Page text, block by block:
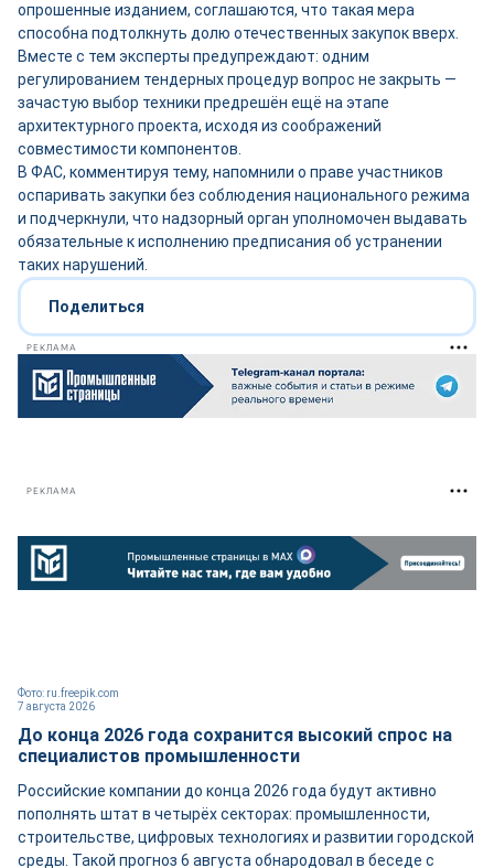
опрошенные изданием, соглашаются, что такая мера
способна подтолкнуть долю отечественных закупок вверх.
Вместе с тем эксперты предупреждают: одним
регулированием тендерных процедур вопрос не закрыть —
зачастую выбор техники предрешён ещё на этапе
архитектурного проекта, исходя из соображений
совместимости компонентов.
В ФАС, комментируя тему, напомнили о праве участников
оспаривать закупки без соблюдения национального режима
и подчеркнули, что надзорный орган уполномочен выдавать
обязательные к исполнению предписания об устранении
таких нарушений.
Поделиться
РЕКЛАМА
РЕКЛАМА
7 августа 2026
Фото: ru.freepik.com
До конца 2026 года сохранится высокий спрос на
специалистов промышленности
Российские компании до конца 2026 года будут активно
пополнять штат в четырёх секторах: промышленности,
строительстве, цифровых технологиях и развитии городской
среды. Такой прогноз 6 августа обнародовал в беседе с